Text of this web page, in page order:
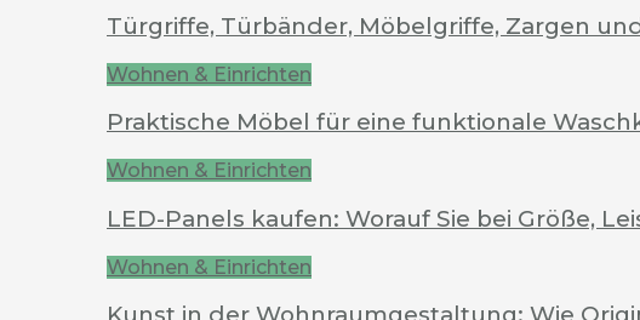
Türgriffe, Türbänder, Möbelgriffe, Zargen
Wohnen & Einrichten
Praktische Möbel für eine funktionale
Wohnen & Einrichten
LED-Panels kaufen: Worauf Sie bei Größe,
Wohnen & Einrichten